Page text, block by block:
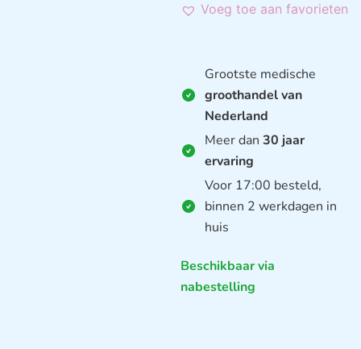
Voeg toe aan favorieten
Grootste medische
groothandel van
Nederland
Meer dan 30 jaar
ervaring
Voor 17:00 besteld,
binnen 2 werkdagen in
huis
Beschikbaar via
nabestelling